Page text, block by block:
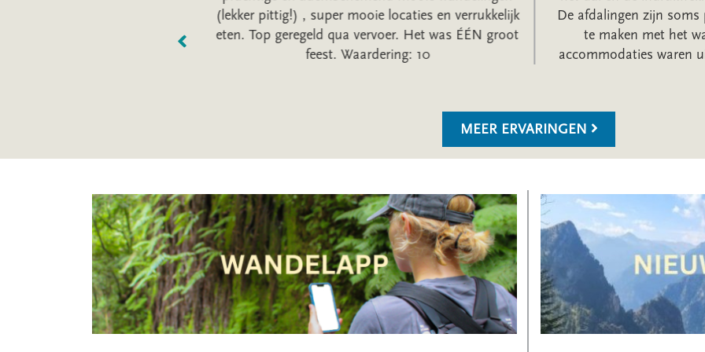
(lekker pittig!) , super mooie locaties en verrukkelijk
eten. Top geregeld qua vervoer. Het was ÉÉN groot
feest. Waardering: 10
De afdalingen zijn
te maken met het
accommodaties waren
MEER ERVARINGEN